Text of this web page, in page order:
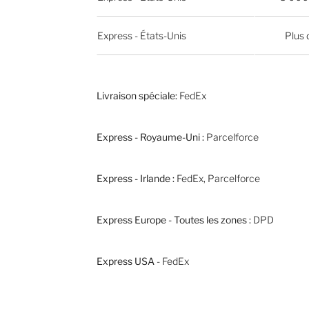
Express - États-Unis Plus
Livraison spéciale: FedEx
Express - Royaume-Uni : Parcelforce
Express - Irlande : FedEx, Parcelforce
Express Europe - Toutes les zones : DPD
Express USA - FedEx